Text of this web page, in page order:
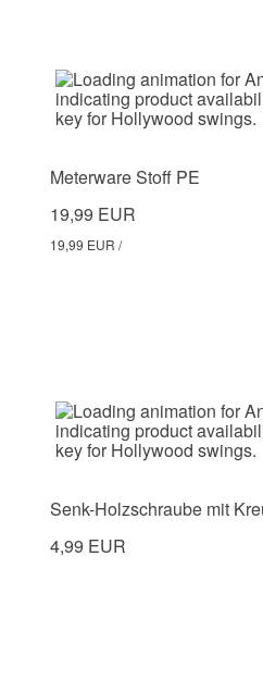
Meterware Stoff PE
19,99 EUR
19,99 EUR /
Senk-Holzschraube mit
4,99 EUR